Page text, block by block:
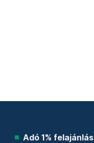
Adó 1% felajánlás